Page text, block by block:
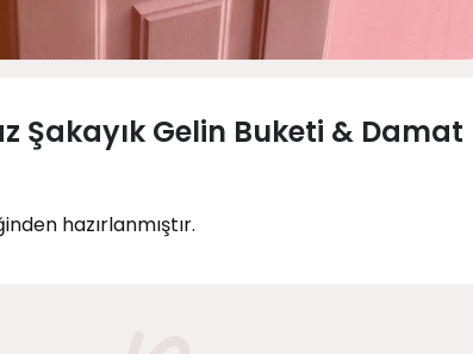
Şakayık Gelin Buketi & Damat
hazırlanmıştır.